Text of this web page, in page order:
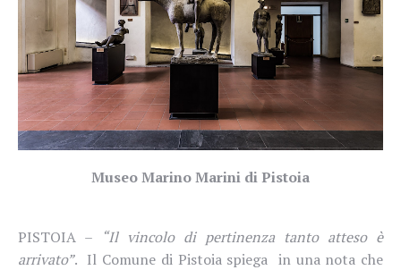
Museo Marino Marini di Pistoia
PISTOIA –
“Il vincolo di pertinenza tanto atteso è
arrivato”. Il Comune di Pistoia spiega in una nota che